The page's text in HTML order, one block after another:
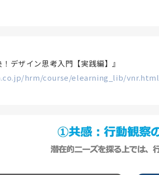
！デザイン思考入門【実践編】』
hrm/course/elearning_lib/vnr.html